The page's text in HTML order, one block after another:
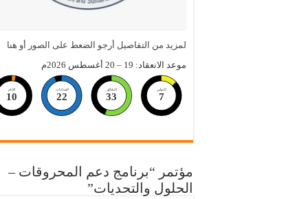
لمزيد من التفاصيل أرجو الضعط على الصور أو هنا
موعد الانعقاد: 19 – 20 أغسطس 2026م
الايام
10
الساعات
22
الدقائق
33
الثواني
6
مؤتمر “برنامج دعم المحروقات –
الحلول والتحديات”